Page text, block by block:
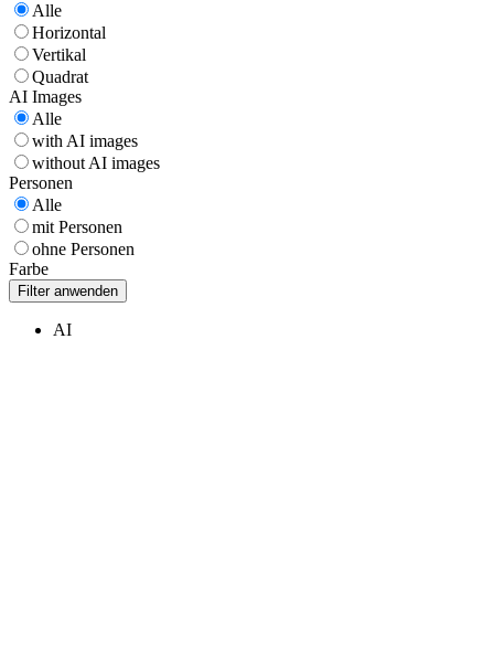
Alle
Horizontal
Vertikal
Quadrat
AI Images
Alle
with AI images
without AI images
Personen
Alle
mit Personen
ohne Personen
Farbe
AI